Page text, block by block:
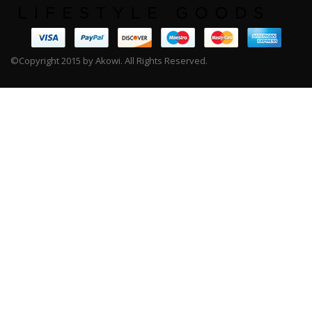
©Copyright 2015 by Akowi. All Rights Reserved.